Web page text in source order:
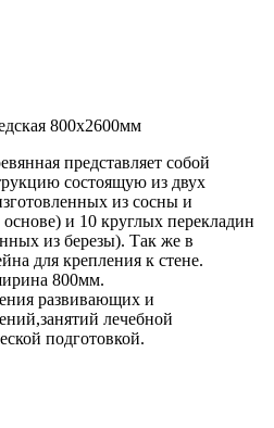
800х2600мм
представляет собой
состоящую из двух
из сосны и
и 10 круглых перекладин
из березы). Так же в
для крепления к стене.
800мм.
развивающих и
лечебной
подготовкой.